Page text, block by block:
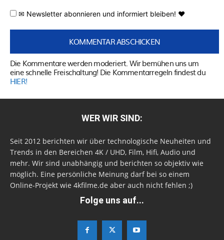
✉ Newsletter abonnieren und informiert bleiben! ♥
Die Kommentare werden moderiert. Wir bemühen uns um
eine schnelle Freischaltung! Die Kommentarregeln findest du
HIER!
WER WIR SIND:
Seit 2012 berichten wir über technologische Neuheiten und
Trends in den Bereichen 4K / UHD, Film, Hifi, Audio und
mehr. Wir sind unabhängig und berichten so objektiv wie
möglich. Eine persönliche Meinung darf bei so einem
Online-Projekt wie 4kfilme.de aber auch nicht fehlen ;)
Folge uns auf...